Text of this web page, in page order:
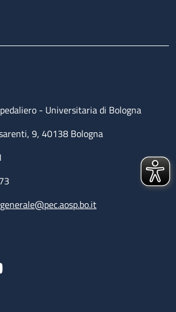
- Universitaria di Bologna
9, 40138 Bologna